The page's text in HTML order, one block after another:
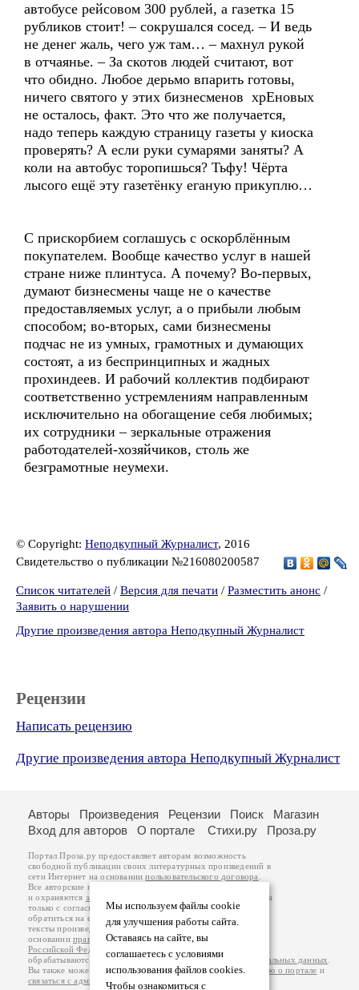
автобусе рейсовом 300 рублей, а газетка 15
рубликов стоит! – сокрушался сосед. – И ведь
не денег жаль, чего уж там… – махнул рукой
в отчаянье. – За скотов людей считают, вот
что обидно. Любое дерьмо впарить готовы,
ничего святого у этих бизнесменов хрЕновых
не осталось, факт. Это что же получается,
надо теперь каждую страницу газеты у киоска
проверять? А если руки сумарями заняты? А
коли на автобус торопишься? Тьфу! Чёрта
лысого ещё эту газетёнку еганую прикуплю…
С прискорбием соглашусь с оскорблённым
покупателем. Вообще качество услуг в нашей
стране ниже плинтуса. А почему? Во-первых,
думают бизнесмены чаще не о качестве
предоставляемых услуг, а о прибыли любым
способом; во-вторых, сами бизнесмены
подчас не из умных, грамотных и думающих
состоят, а из беспринципных и жадных
прохиндеев. И рабочий коллектив подбирают
соответственно устремлениям направленным
исключительно на обогащение себя любимых;
их сотрудники – зеркальные отражения
работодателей-хозяйчиков, столь же
безграмотные неумехи.
© Copyright: Неподкупный Журналист, 2016
Свидетельство о публикации №216080200587
Список читателей / Версия для печати / Разместить анонс /
Заявить о нарушении
Другие произведения автора Неподкупный Журналист
Рецензии
Написать рецензию
Другие произведения автора Неподкупный Журналист
Мы используем файлы cookie
для улучшения работы сайта.
Оставаясь на сайте, вы
соглашаетесь с условиями
использования файлов cookies.
Чтобы ознакомиться с
Авторы Произведения Рецензии Поиск
Магазин
Вход для авторов
О портале Стихи.ру Проза.ру
Портал Проза.ру предоставляет авторам возможность
свободной публикации своих литературных произведений в
сети Интернет на основаниипользовательского договора
Все авторские права на произведения принадлежат авторам
и охраняются законом
. Перепечатка произведений возможна
только с согласия его автора, к которому вы можете
обратиться на его авторской странице. Ответственность за
тексты произведений авторы несут самостоятельно на
основанииправил публикацииизаконодательства
Российской Федерации
обрабатываются на основанииПолитики обработки персональных данных
Вы также можете посмотреть более подробнуюинформацию о портале и
связаться с администрацией